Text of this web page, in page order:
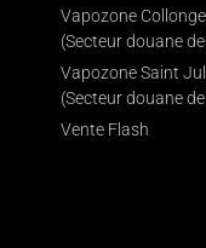
Vapozone
(Secteur douane
Vapozone Saint
(Secteur douane
Vente Flash